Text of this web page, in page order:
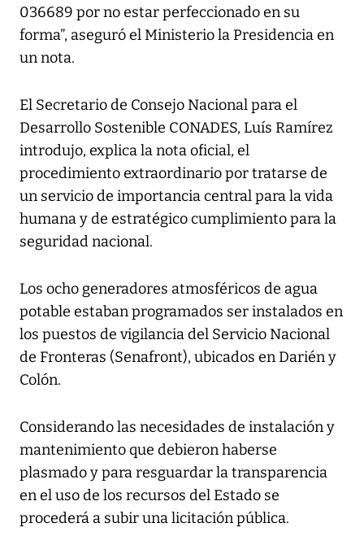
036689 por no estar perfeccionado en su
forma”, aseguró el Ministerio la Presidencia en
un nota.
El Secretario de Consejo Nacional para el
Desarrollo Sostenible CONADES, Luís Ramírez
introdujo, explica la nota oficial, el
procedimiento extraordinario por tratarse de
un servicio de importancia central para la vida
humana y de estratégico cumplimiento para la
seguridad nacional.
Los ocho generadores atmosféricos de agua
potable estaban programados ser instalados en
los puestos de vigilancia del Servicio Nacional
de Fronteras (Senafront), ubicados en Darién y
Colón.
Considerando las necesidades de instalación y
mantenimiento que debieron haberse
plasmado y para resguardar la transparencia
en el uso de los recursos del Estado se
procederá a subir una licitación pública.